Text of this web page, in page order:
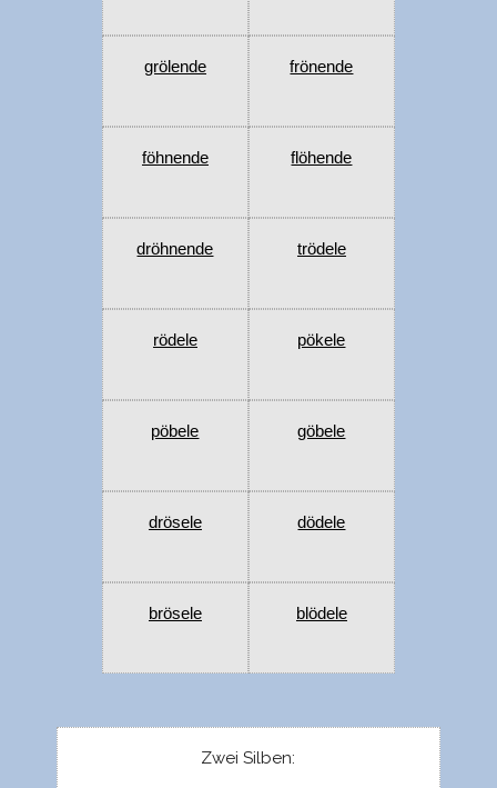
grölende frönende
föhnende flöhende
dröhnende trödele
rödele pökele
pöbele göbele
drösele dödele
brösele blödele
Zwei Silben: